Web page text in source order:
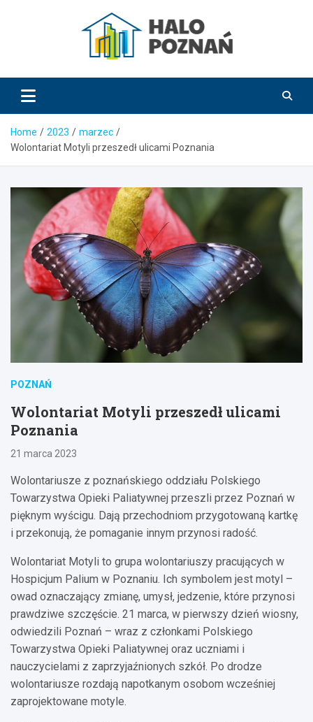
HaloPoznań.pl
Home 2023
marzec
Wolontariat Motyli przeszedł ulicami Poznania
POZNAŃ
Wolontariat Motyli przeszedł ulicami
Poznania
21 marca 2023
Wolontariusze z poznańskiego oddziału Polskiego
Towarzystwa Opieki Paliatywnej przeszli przez Poznań w
pięknym wyścigu. Dają przechodniom przygotowaną kartkę
i przekonują, że pomaganie innym przynosi radość.
Wolontariat Motyli to grupa wolontariuszy pracujących w
Hospicjum Palium w Poznaniu. Ich symbolem jest motyl –
owad oznaczający zmianę, umysł, jedzenie, które przynosi
prawdziwe szczęście. 21 marca, w pierwszy dzień wiosny,
odwiedzili Poznań – wraz z członkami Polskiego
Towarzystwa Opieki Paliatywnej oraz uczniami i
nauczycielami z zaprzyjaźnionych szkół. Po drodze
wolontariusze rozdają napotkanym osobom wcześniej
zaprojektowane motyle.